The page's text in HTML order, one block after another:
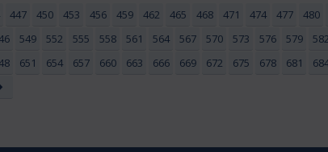
447 450 453 456 459 462 465 468 471 474 477 480
549 552 555 558 561 564 567 570 573 576 579 582
651 654 657 660 663 666 669 672 675 678 681